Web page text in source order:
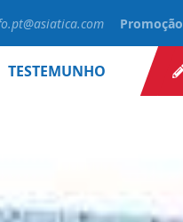
Promoção
TESTEMUNHO